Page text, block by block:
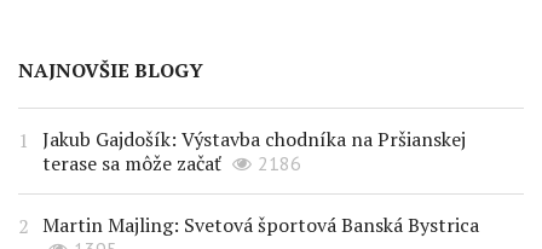
NAJNOVŠIE BLOGY
Jakub Gajdošík: Výstavba chodníka na Pršianskej
terase sa môže začať
2186
Martin Majling: Svetová športová Banská Bystrica